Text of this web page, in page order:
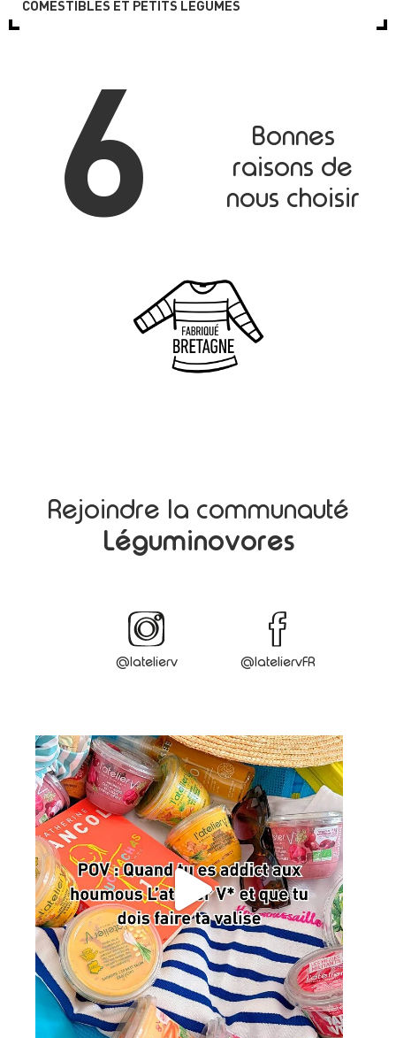
COMESTIBLES ET PETITS LEGUMES
6
Bonnes
raisons de
nous choisir
Rejoindre la communauté
Léguminovores
@latelierv @lateliervFR